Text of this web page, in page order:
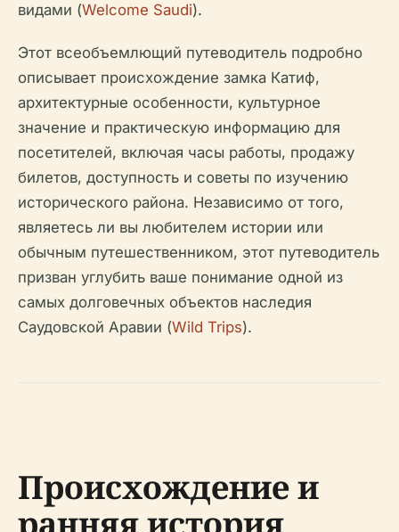
видами (Welcome Saudi).
Этот всеобъемлющий путеводитель подробно
описывает происхождение замка Катиф,
архитектурные особенности, культурное
значение и практическую информацию для
посетителей, включая часы работы, продажу
билетов, доступность и советы по изучению
исторического района. Независимо от того,
являетесь ли вы любителем истории или
обычным путешественником, этот путеводитель
призван углубить ваше понимание одной из
самых долговечных объектов наследия
Саудовской Аравии (Wild Trips).
Происхождение и